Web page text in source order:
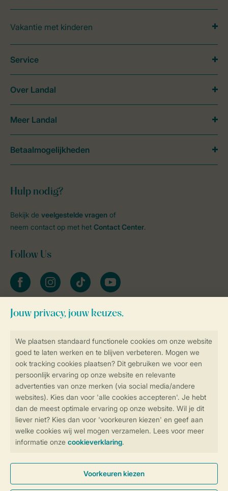
Controle over jouw gegevens &
Instellingen wijzigen
Veilig en snel online boeken
Veilige gegevensoverdracht
Veilige betaling
Vakantie met kinderen
Hulp nodig?
Bekijk de veelgestelde vragen of
neem contact op met het Contact Center.
Follow Us
facebookinstagramtiktok youtube
Blijf op de hoogte
Service
Over Landal
Meer Landal
Betaalmogelijkheden